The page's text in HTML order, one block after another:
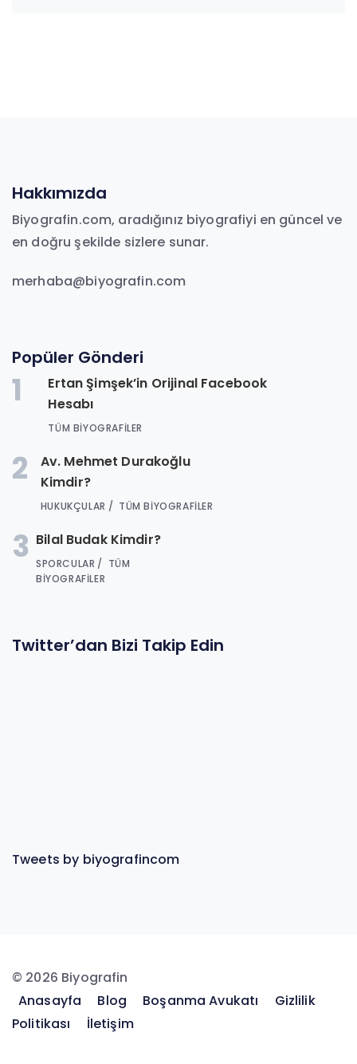
Hakkımızda
Biyografin.com, aradığınız biyografiyi en güncel ve
en doğru şekilde sizlere sunar.
merhaba@biyografin.com
Popüler Gönderi
1
Ertan Şimşek’in Orijinal Facebook
Hesabı
TÜM BIYOGRAFILER
2
Av. Mehmet Durakoğlu
Kimdir?
HUKUKÇULAR TÜM BIYOGRAFILER
3 Bilal Budak Kimdir?
SPORCULAR
TÜM
BIYOGRAFILER
Twitter’dan Bizi Takip Edin
Tweets by biyografincom
© 2026 Biyografin
Anasayfa
Blog Boşanma Avukatı
Gizlilik
Politikası
İletişim